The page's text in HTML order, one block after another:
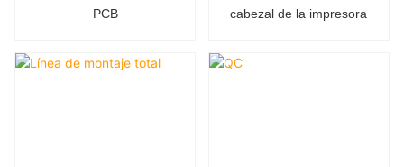
PCB
cabezal de la impresora